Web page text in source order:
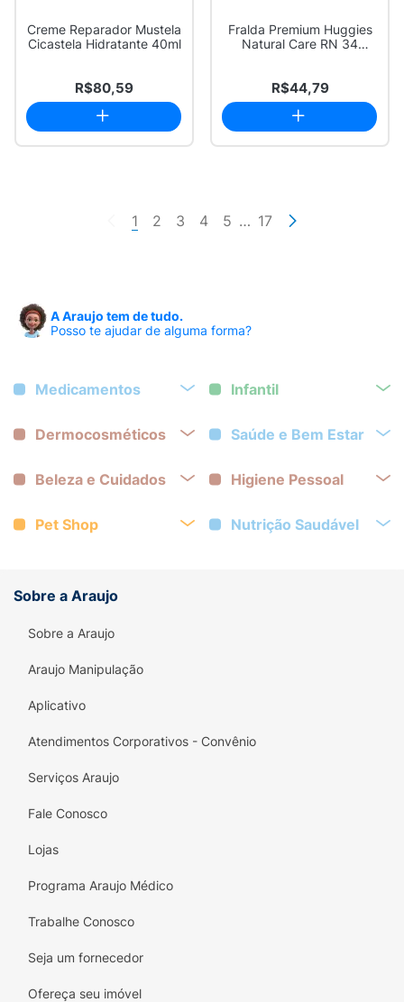
Creme Reparador Mustela
Cicastela Hidratante 40ml
R$80,59
Fralda Premium Huggies
Natural Care RN 34
R$44,79
1 2 3 4 5 … 17
A Araujo tem de tudo.
Posso te ajudar de alguma forma?
Medicamentos Infantil
Dermocosméticos Saúde e Bem Estar
Beleza e Cuidados Higiene Pessoal
Pet Shop Nutrição Saudável
Sobre a Araujo
Sobre a Araujo
Araujo Manipulação
Aplicativo
Atendimentos Corporativos - Convênio
Serviços Araujo
Fale Conosco
Lojas
Programa Araujo Médico
Trabalhe Conosco
Seja um fornecedor
Ofereça seu imóvel